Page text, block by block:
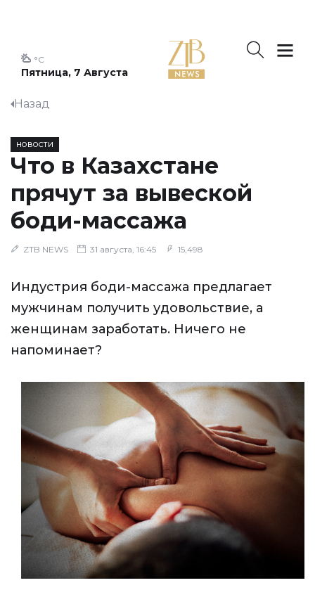
Пятница, 7 Августа
°C
Назад
НОВОСТИ
Что в Казахстане
прячут за вывеской
боди-массажа
ZTB NEWS 31 августа, 16:45 15,498
Индустрия боди-массажа предлагает
мужчинам получить удовольствие, а
женщинам заработать. Ничего не
напоминает?